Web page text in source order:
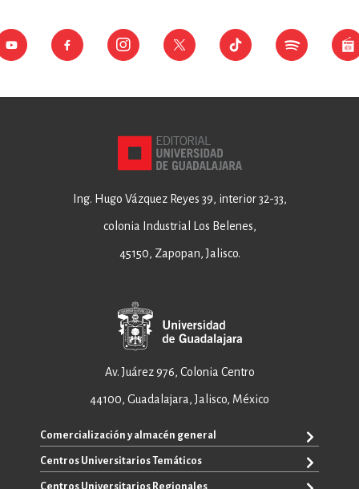
Ing. Hugo Vázquez Reyes 39, interior 32-33,
colonia Industrial Los Belenes,
45150, Zapopan, Jalisco.
Av. Juárez 976, Colonia Centro
44100, Guadalajara, Jalisco, México
Comercialización y almacén general
+52 33 3640 6326
+52 33 3640 4595
Centros Universitarios Temáticos